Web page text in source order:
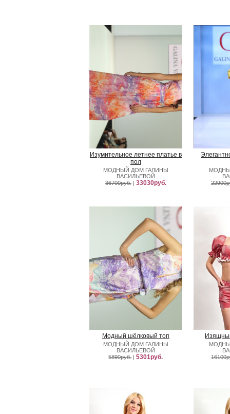
Изумительное летнее платье в
пол
МОДНЫЙ ДОМ ГАЛИНЫ
ВАСИЛЬЕВОЙ
36700руб. | 33030руб.
Модный шёлковый топ
МОДНЫЙ ДОМ ГАЛИНЫ
ВАСИЛЬЕВОЙ
5890руб.|5301руб.